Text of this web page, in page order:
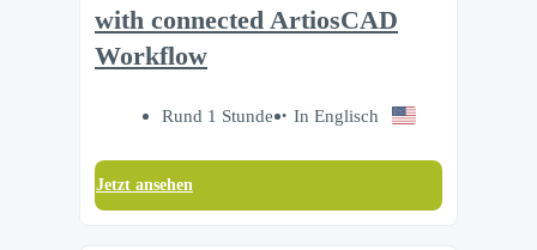
with connected ArtiosCAD
Workflow
Rund 1 Stunde In Englisch
Jetzt ansehen